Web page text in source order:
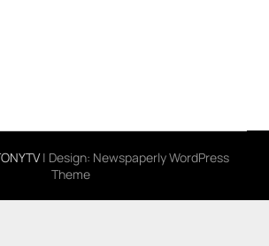
| Design: Newspaperly WordPress
Theme